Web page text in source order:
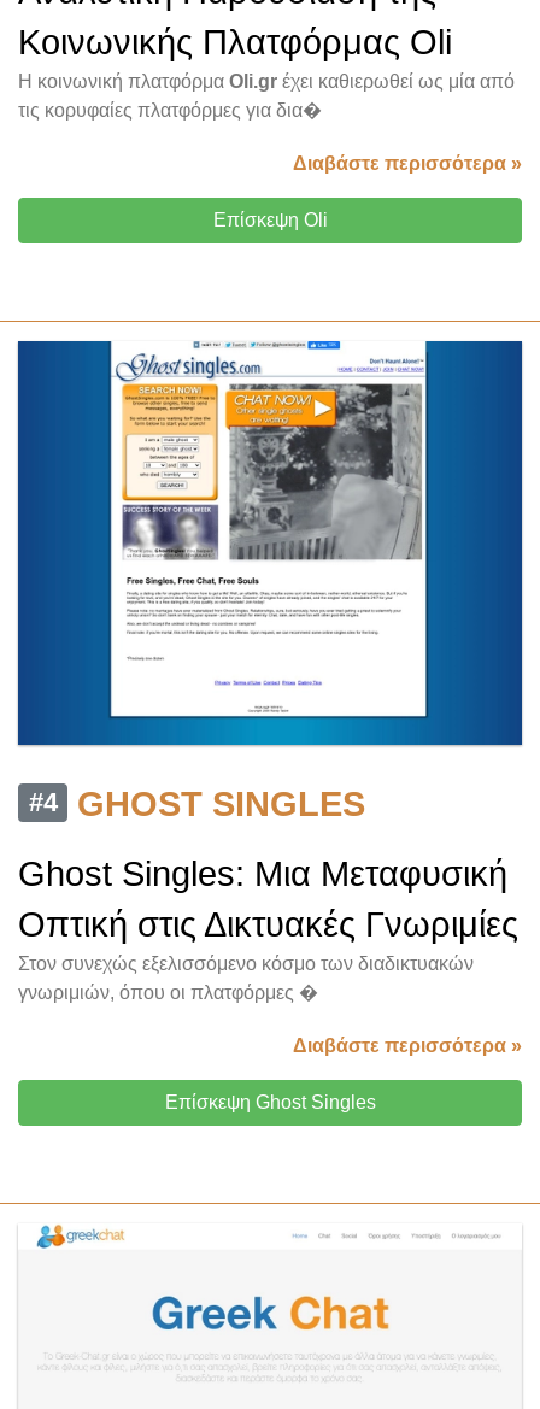
Κοινωνικής Πλατφόρμας Oli
Η κοινωνική πλατφόρμα Oli.gr έχει καθιερωθεί ως μία από
τις κορυφαίες πλατφόρμες για δια�
Διαβάστε περισσότερα »
Επίσκεψη Oli
#4
GHOST SINGLES
Ghost Singles: Μια Μεταφυσική
Οπτική στις Δικτυακές Γνωριμίες
Στον συνεχώς εξελισσόμενο κόσμο των διαδικτυακών
γνωριμιών, όπου οι πλατφόρμες �
Διαβάστε περισσότερα »
Επίσκεψη Ghost Singles